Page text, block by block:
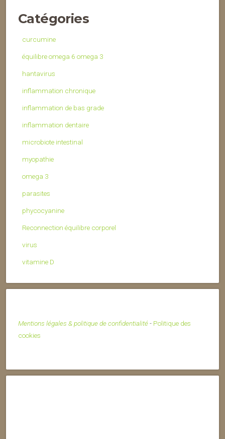
Catégories
curcumine
équilibre omega 6 omega 3
hantavirus
inflammation chronique
inflammation de bas grade
inflammation dentaire
microbiote intestinal
myopathie
omega 3
parasites
phycocyanine
Reconnection équilibre corporel
virus
vitamine D
Mentions légales & politique de confidentialité- Politique des
cookies